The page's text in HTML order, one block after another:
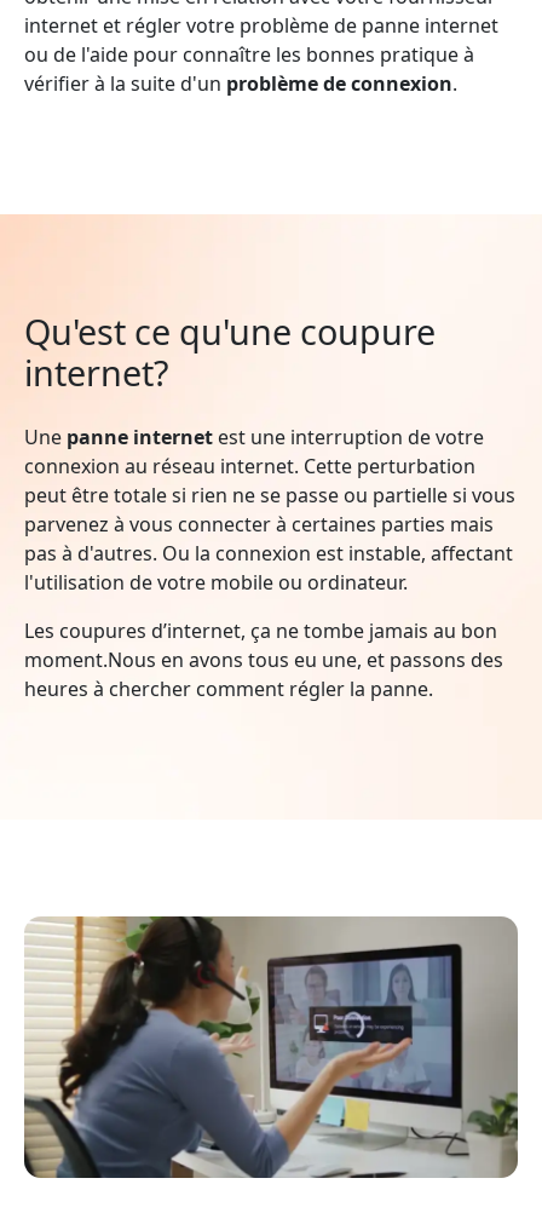
internet et régler votre problème de panne internet
ou de l'aide pour connaître les bonnes pratique à
vérifier à la suite d'un problème de connexion.
Qu'est ce qu'une coupure
internet?
Une panne internet est une interruption de votre
connexion au réseau internet. Cette perturbation
peut être totale si rien ne se passe ou partielle si vous
parvenez à vous connecter à certaines parties mais
pas à d'autres. Ou la connexion est instable, affectant
l'utilisation de votre mobile ou ordinateur.
Les coupures d’internet, ça ne tombe jamais au bon
moment.Nous en avons tous eu une, et passons des
heures à chercher comment régler la panne.